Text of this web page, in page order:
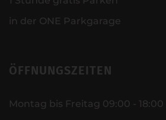
in der ONE Parkgarage
ÖFFNUNGSZEITEN
Montag bis Freitag 09:00 - 18:00